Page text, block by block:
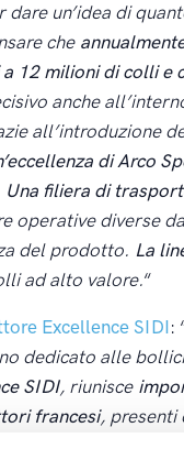
dare un’idea di
che
12 milioni di colli e
anche
all’introduzione
di Arco
Una filiera di
operative diverse
del prodotto. La
ad alto valore.“
Excellence SIDI:
dedicato alle
SIDI, riunisce
francesi, presenti